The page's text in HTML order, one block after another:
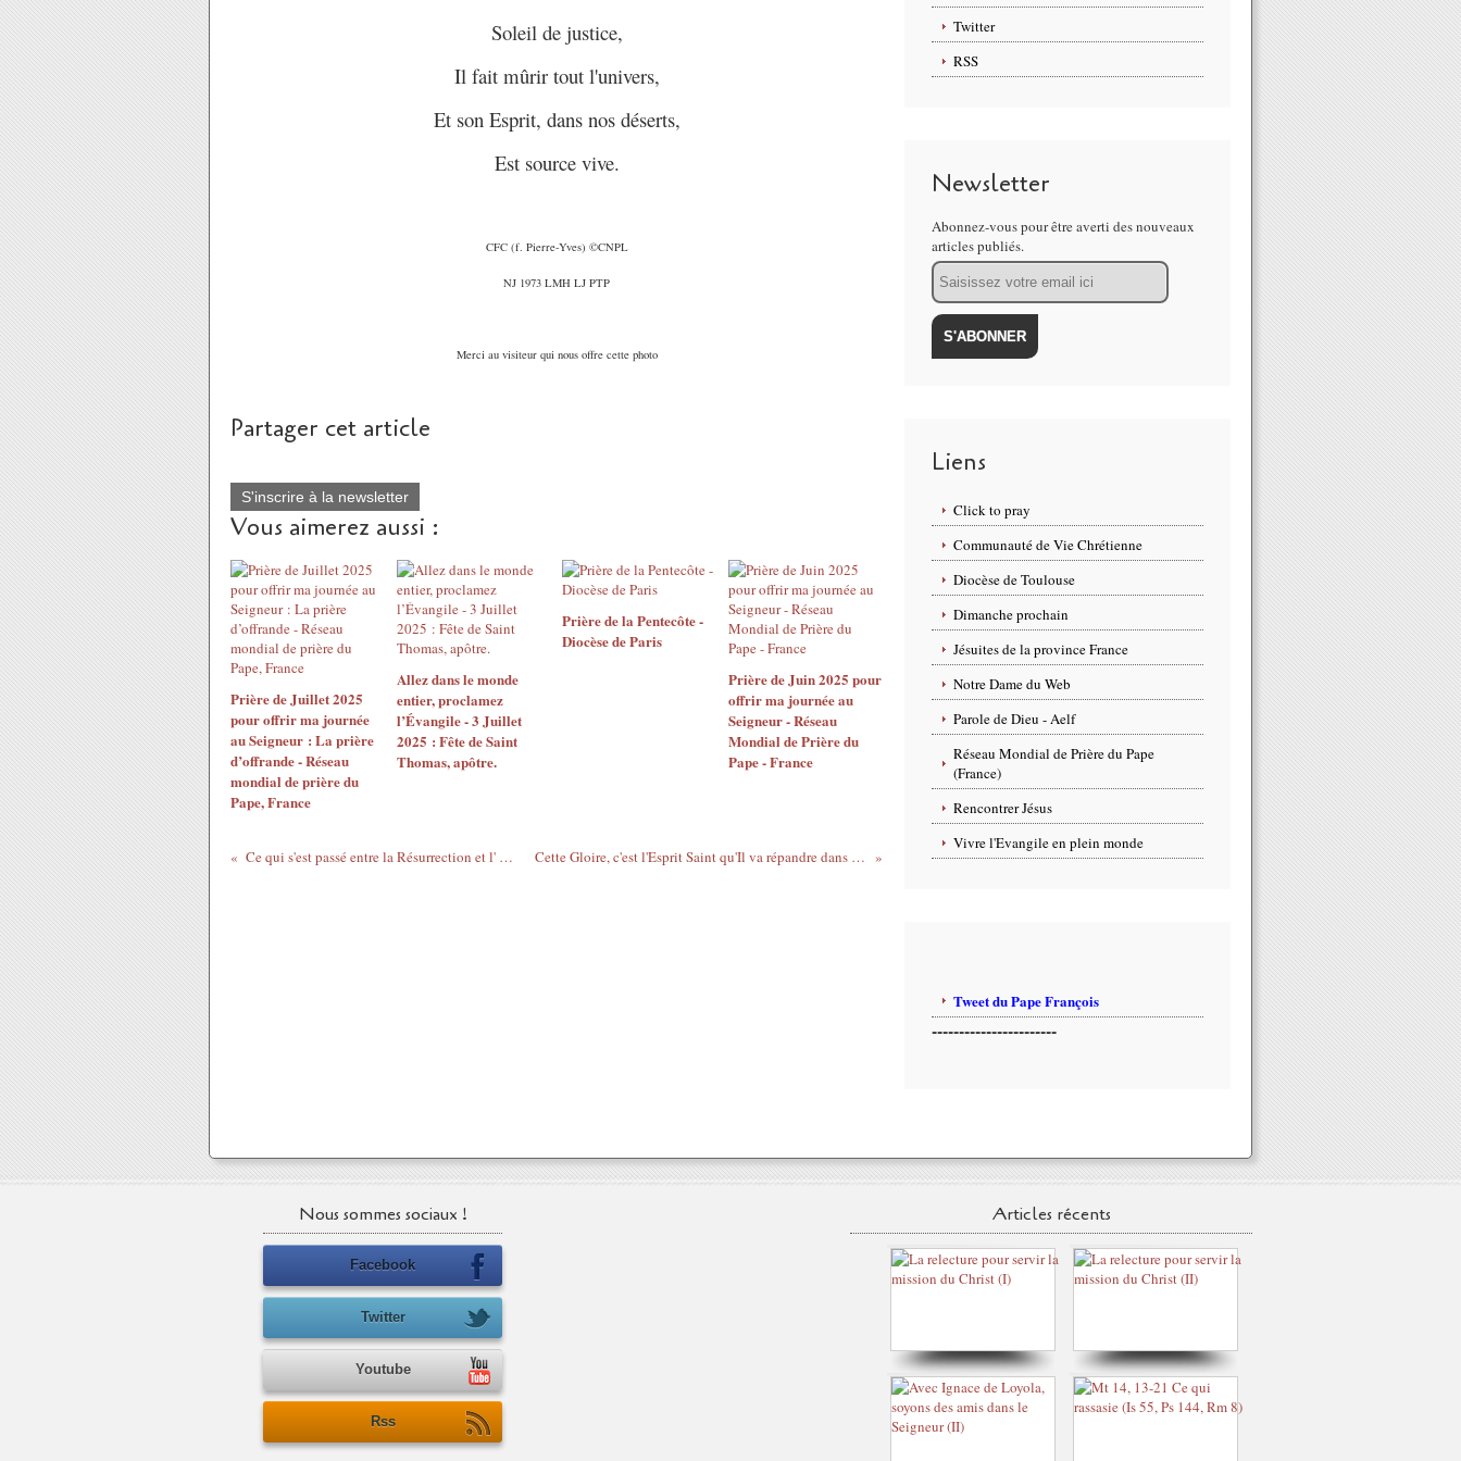
Soleil de justice,
Il fait mûrir tout l'univers,
Et son Esprit, dans nos déserts,
Est source vive.
CFC (f. Pierre-Yves) ©CNPL
NJ 1973 LMH LJ PTP
Merci au visiteur qui nous offre cette photo
Partager cet article
S'inscrire à la newsletter
Vous aimerez aussi :
Prière de Juillet 2025
pour offrir ma journée
au Seigneur : La prière
d’offrande - Réseau
mondial de prière du
Pape, France
Allez dans le monde
entier, proclamez
l’Évangile - 3 Juillet
2025 : Fête de Saint
Thomas, apôtre.
Prière de la Pentecôte -
Diocèse de Paris
Prière de Juin 2025 pour
offrir ma journée au
Seigneur - Réseau
Mondial de Prière du
Pape - France
Ce qui s'est passé entre la Résurrection et l' Ascension Cette Gloire, c'est l'Esprit Saint qu'Il va répandre dans nos coeurs
Twitter
RSS
Newsletter
Abonnez-vous pour être averti des nouveaux
articles publiés.
Email
Liens
Click to pray
Communauté de Vie Chrétienne
Diocèse de Toulouse
Dimanche prochain
Jésuites de la province France
Notre Dame du Web
Parole de Dieu - Aelf
Réseau Mondial de Prière du Pape
(France)
Rencontrer Jésus
Vivre l'Evangile en plein monde
Tweet du Pape François
-----------------------
Nous sommes sociaux !
Facebook
Twitter
Youtube
Rss
Articles récents